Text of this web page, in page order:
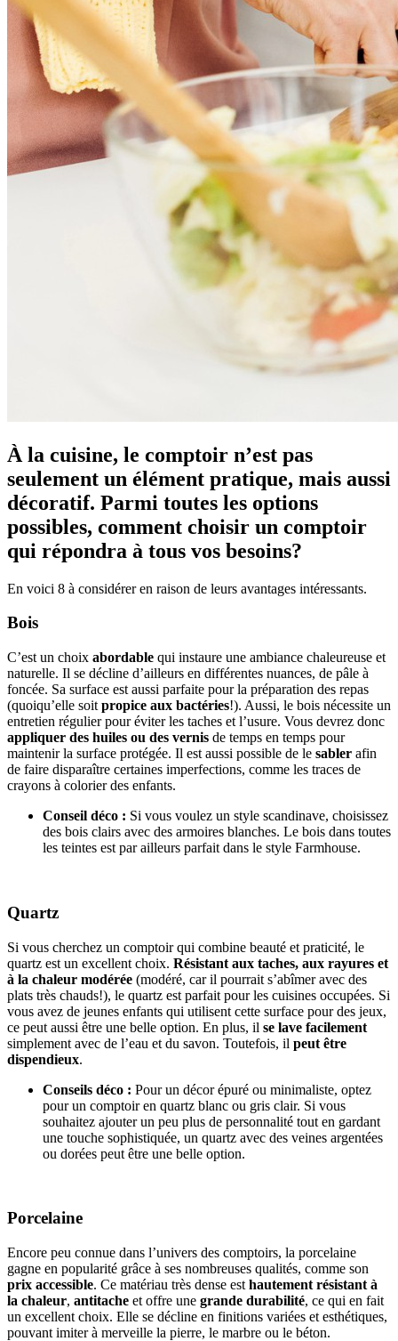
À la cuisine, le comptoir n’est pas
seulement un élément pratique, mais aussi
décoratif. Parmi toutes les options
possibles, comment choisir un comptoir
qui répondra à tous vos besoins?
En voici 8 à considérer en raison de leurs avantages intéressants.
Bois
C’est un choix abordable qui instaure une ambiance chaleureuse et
naturelle. Il se décline d’ailleurs en différentes nuances, de pâle à
foncée. Sa surface est aussi parfaite pour la préparation des repas
(quoiqu’elle soit propice aux bactéries!). Aussi, le bois nécessite un
entretien régulier pour éviter les taches et l’usure. Vous devrez donc
appliquer des huiles ou des vernis de temps en temps pour
maintenir la surface protégée. Il est aussi possible de le sabler afin
de faire disparaître certaines imperfections, comme les traces de
crayons à colorier des enfants.
Conseil déco : Si vous voulez un style scandinave, choisissez
des bois clairs avec des armoires blanches. Le bois dans toutes
les teintes est par ailleurs parfait dans le style Farmhouse.
Quartz
Si vous cherchez un comptoir qui combine beauté et praticité, le
quartz est un excellent choix. Résistant aux taches, aux rayures et
à la chaleur modérée (modéré, car il pourrait s’abîmer avec des
plats très chauds!), le quartz est parfait pour les cuisines occupées. Si
vous avez de jeunes enfants qui utilisent cette surface pour des jeux,
ce peut aussi être une belle option. En plus, il se lave facilement
simplement avec de l’eau et du savon. Toutefois, il peut être
dispendieux.
Conseils déco : Pour un décor épuré ou minimaliste, optez
pour un comptoir en quartz blanc ou gris clair. Si vous
souhaitez ajouter un peu plus de personnalité tout en gardant
une touche sophistiquée, un quartz avec des veines argentées
ou dorées peut être une belle option.
Porcelaine
Encore peu connue dans l’univers des comptoirs, la porcelaine
gagne en popularité grâce à ses nombreuses qualités, comme son
prix accessible. Ce matériau très dense est hautement résistant à
la chaleur, antitache et offre une grande durabilité, ce qui en fait
un excellent choix. Elle se décline en finitions variées et esthétiques,
pouvant imiter à merveille la pierre, le marbre ou le béton.